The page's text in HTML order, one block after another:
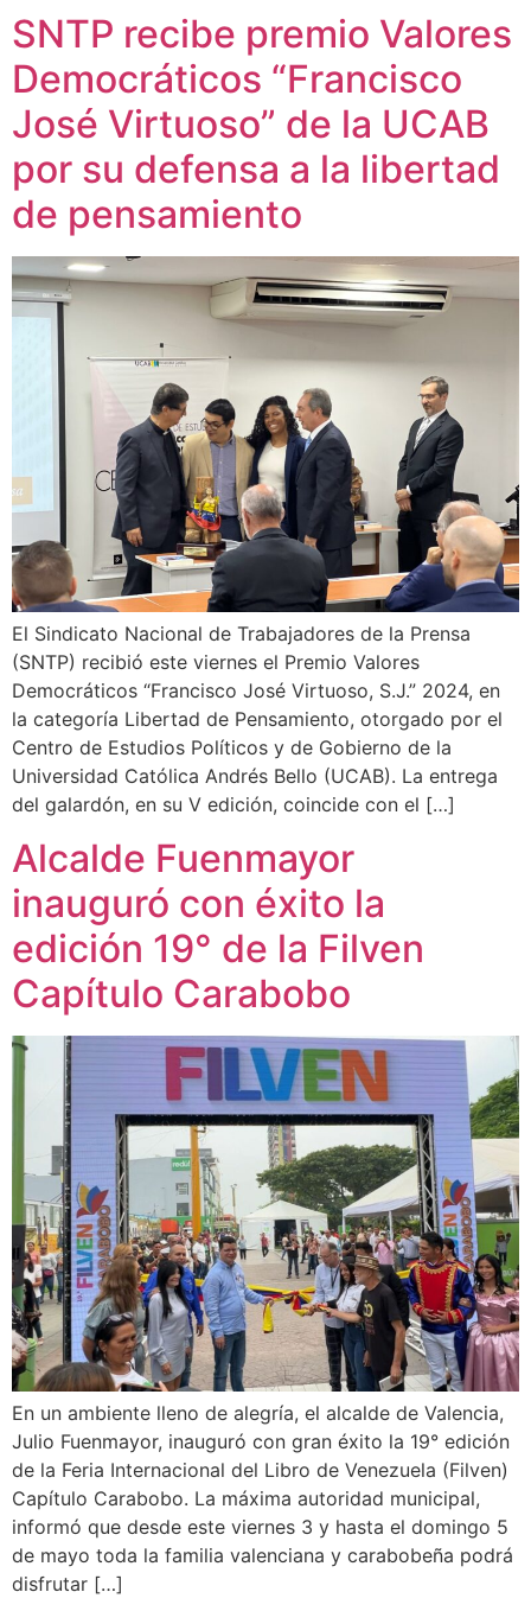
SNTP recibe premio Valores
Democráticos “Francisco
José Virtuoso” de la UCAB
por su defensa a la libertad
de pensamiento
El Sindicato Nacional de Trabajadores de la Prensa
(SNTP) recibió este viernes el Premio Valores
Democráticos “Francisco José Virtuoso, S.J.” 2024, en
la categoría Libertad de Pensamiento, otorgado por el
Centro de Estudios Políticos y de Gobierno de la
Universidad Católica Andrés Bello (UCAB). La entrega
del galardón, en su V edición, coincide con el […]
Alcalde Fuenmayor
inauguró con éxito la
edición 19° de la Filven
Capítulo Carabobo
En un ambiente lleno de alegría, el alcalde de Valencia,
Julio Fuenmayor, inauguró con gran éxito la 19° edición
de la Feria Internacional del Libro de Venezuela (Filven)
Capítulo Carabobo. La máxima autoridad municipal,
informó que desde este viernes 3 y hasta el domingo 5
de mayo toda la familia valenciana y carabobeña podrá
disfrutar […]